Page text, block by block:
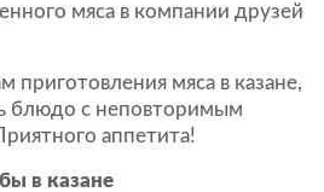
мяса в компании друзей
приготовления мяса в казане,
блюдо с неповторимым
аппетита!
в казане